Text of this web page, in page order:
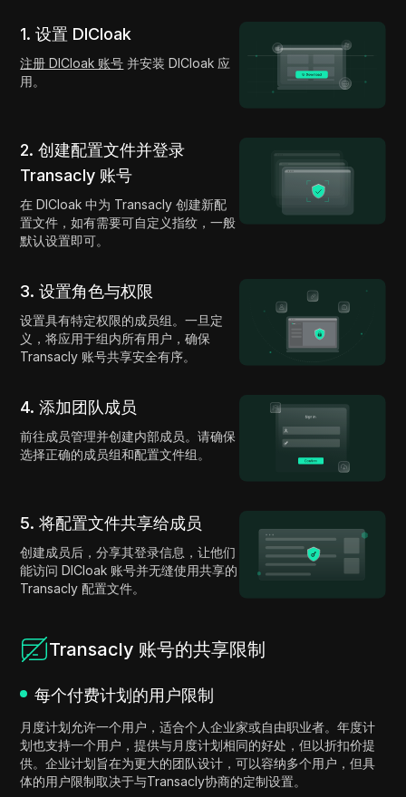
1. 设置 DICloak
注册 DICloak 账号 并安装 DICloak 应
用。
2. 创建配置文件并登录
Transacly 账号
在 DICloak 中为 Transacly 创建新配
置文件，如有需要可自定义指纹，一般
默认设置即可。
3. 设置角色与权限
设置具有特定权限的成员组。一旦定
义，将应用于组内所有用户，确保
Transacly 账号共享安全有序。
4. 添加团队成员
前往成员管理并创建内部成员。请确保
选择正确的成员组和配置文件组。
5. 将配置文件共享给成员
创建成员后，分享其登录信息，让他们
能访问 DICloak 账号并无缝使用共享的
Transacly 配置文件。
Transacly 账号的共享限制
每个付费计划的用户限制
月度计划允许一个用户，适合个人企业家或自由职业者。年度计
划也支持一个用户，提供与月度计划相同的好处，但以折扣价提
供。企业计划旨在为更大的团队设计，可以容纳多个用户，但具
体的用户限制取决于与Transacly协商的定制设置。